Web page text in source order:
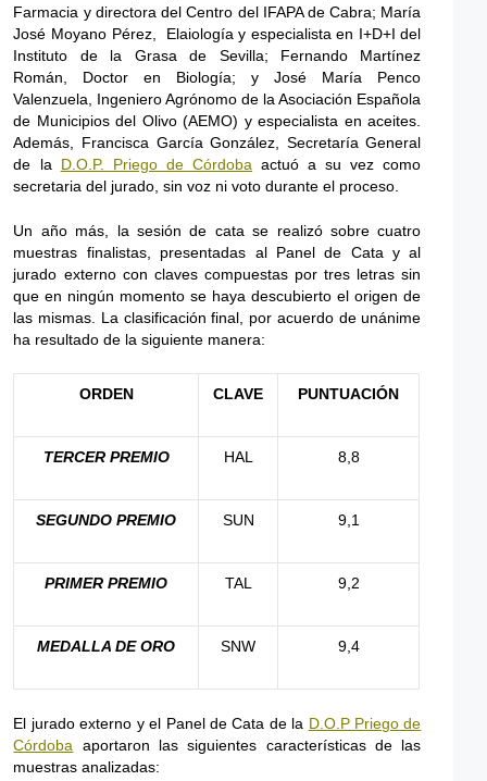
Farmacia y directora del Centro del IFAPA de Cabra; María
José Moyano Pérez, Elaiología y especialista en I+D+I del
Instituto de la Grasa de Sevilla; Fernando Martínez
Román, Doctor en Biología; y José María Penco
Valenzuela, Ingeniero Agrónomo de la Asociación Española
de Municipios del Olivo (AEMO) y especialista en aceites.
Además, Francisca García González, Secretaría General
de la D.O.P. Priego de Córdoba actuó a su vez como
secretaria del jurado, sin voz ni voto durante el proceso.
Un año más, la sesión de cata se realizó sobre cuatro
muestras finalistas, presentadas al Panel de Cata y al
jurado externo con claves compuestas por tres letras sin
que en ningún momento se haya descubierto el origen de
las mismas. La clasificación final, por acuerdo de unánime
ha resultado de la siguiente manera:
ORDEN CLAVE PUNTUACIÓN
TERCER PREMIO HAL 8,8
SEGUNDO PREMIO SUN 9,1
PRIMER PREMIO TAL 9,2
MEDALLA DE ORO SNW 9,4
El jurado externo y el Panel de Cata de la D.O.P Priego de
Córdoba aportaron las siguientes características de las
muestras analizadas: